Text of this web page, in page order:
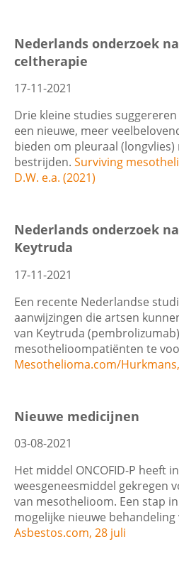
Nederlands onderzoek
celtherapie
17-11-2021
Drie kleine studies
een nieuwe, meer
bieden om pleuraal
bestrijden. Surviving
D.W. e.a. (2021)
Nederlands onderzoek
Keytruda
17-11-2021
Een recente Nederlandse
aanwijzingen die artsen
van Keytruda
mesothelioompatiënten te
Mesothelioma.com/
Nieuwe medicijnen
03-08-2021
Het middel ONCOFID-P heeft
weesgeneesmiddel gekregen
van mesothelioom. Een stap
mogelijke nieuwe
Asbestos.com, 28 juli